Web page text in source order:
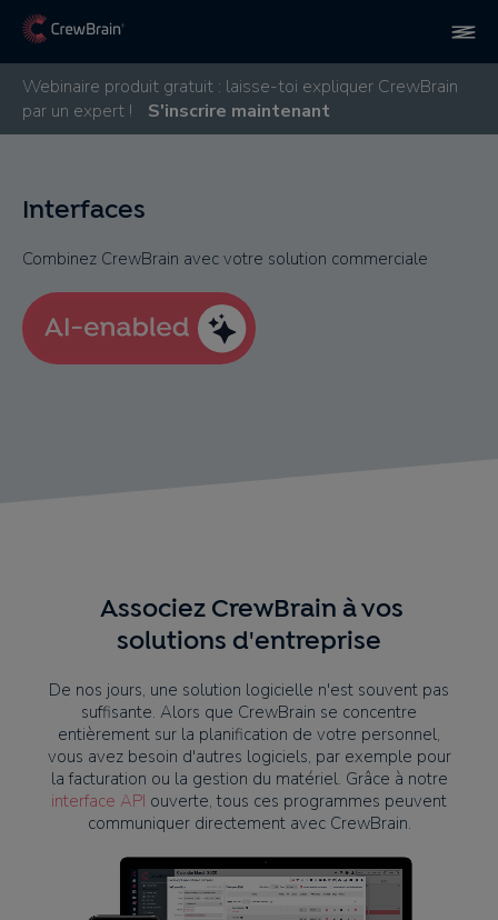
Webinaire produit gratuit : laisse-toi expliquer CrewBrain
par un expert !
S'inscrire maintenant
Interfaces
Combinez CrewBrain avec votre solution commerciale
Associez CrewBrain à vos
solutions d'entreprise
De nos jours, une solution logicielle n'est souvent pas
suffisante. Alors que CrewBrain se concentre
entièrement sur la planification de votre personnel,
vous avez besoin d'autres logiciels, par exemple pour
la facturation ou la gestion du matériel. Grâce à notre
interface API ouverte, tous ces programmes peuvent
communiquer directement avec CrewBrain.